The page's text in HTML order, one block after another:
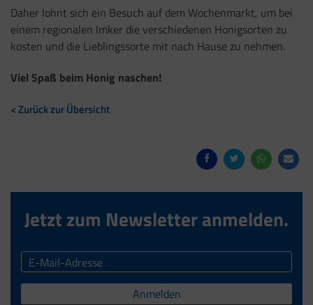
Daher lohnt sich ein Besuch auf dem Wochenmarkt, um bei
einem regionalen Imker die verschiedenen Honigsorten zu
kosten und die Lieblingssorte mit nach Hause zu nehmen.
Viel Spaß beim Honig naschen!
< Zurück zur Übersicht
Jetzt zum Newsletter anmelden.
Anmelden